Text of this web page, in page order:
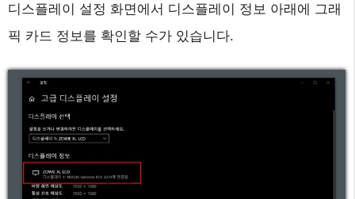
디스플레이 설정 화면에서 디스플레이 정보 아래에 그래
픽 카드 정보를 확인할 수가 있습니다.